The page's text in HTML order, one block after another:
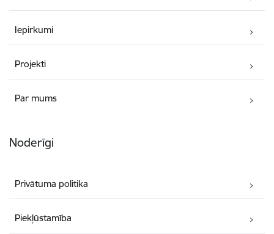
Iepirkumi
Projekti
Par mums
Noderīgi
Privātuma politika
Piekļūstamība